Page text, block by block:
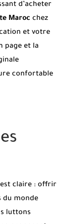
d’acheter
Maroc chez
et votre
page et la
confortable
claire : offrir
du monde
luttons